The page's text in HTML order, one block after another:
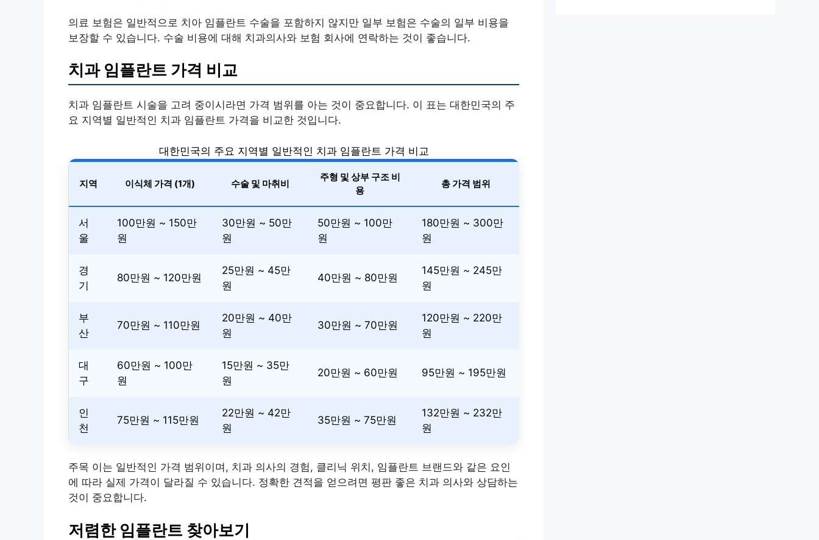
의료 보험은 일반적으로 치아 임플란트 수술을 포함하지 않지만 일부 보험은 수술의 일부 비용을
보장할 수 있습니다. 수술 비용에 대해 치과의사와 보험 회사에 연락하는 것이 좋습니다.
치과 임플란트 가격 비교
치과 임플란트 시술을 고려 중이시라면 가격 범위를 아는 것이 중요합니다. 이 표는 대한민국의 주
요 지역별 일반적인 치과 임플란트 가격을 비교한 것입니다.
대한민국의 주요 지역별 일반적인 치과 임플란트 가격 비교
지역 이식체 가격 (1개) 수술 및 마취비
주형 및 상부 구조 비
용
총 가격 범위
서
울
100만원 ~ 150만
원
30만원 ~ 50만
원
50만원 ~ 100만
원
180만원 ~ 300만
원
경
기
80만원 ~ 120만원
25만원 ~ 45만
원
40만원 ~ 80만원
145만원 ~ 245만
원
부
산
70만원 ~ 110만원
20만원 ~ 40만
원
30만원 ~ 70만원
120만원 ~ 220만
원
대
구
60만원 ~ 100만
원
15만원 ~ 35만
원
20만원 ~ 60만원 95만원 ~ 195만원
인
천
75만원 ~ 115만원
22만원 ~ 42만
원
35만원 ~ 75만원
132만원 ~ 232만
원
주목 이는 일반적인 가격 범위이며, 치과 의사의 경험, 클리닉 위치, 임플란트 브랜드와 같은 요인
에 따라 실제 가격이 달라질 수 있습니다. 정확한 견적을 얻으려면 평판 좋은 치과 의사와 상담하는
것이 중요합니다.
저렴한 임플란트 찾아보기